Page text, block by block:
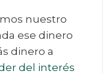
nuestro
ese dinero
dinero a
del interés